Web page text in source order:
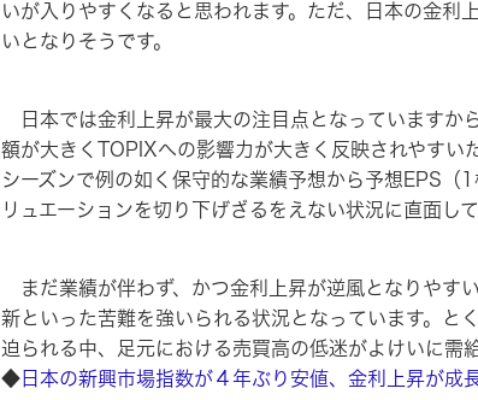
いが入りやすくなると思われます。ただ、日本の金利
いとなりそうです。
日本では金利上昇が最大の注目点となっていますか
額が大きくTOPIXへの影響力が大きく反映されやすい
シーズンで例の如く保守的な業績予想から予想EPS
リュエーションを切り下げざるをえない状況に直面して
まだ業績が伴わず、かつ金利上昇が逆風となりやす
新といった苦難を強いられる状況となっています。と
迫られる中、足元における売買高の低迷がよけいに需
◆日本の新興市場指数が４年ぶり安値、金利上昇が